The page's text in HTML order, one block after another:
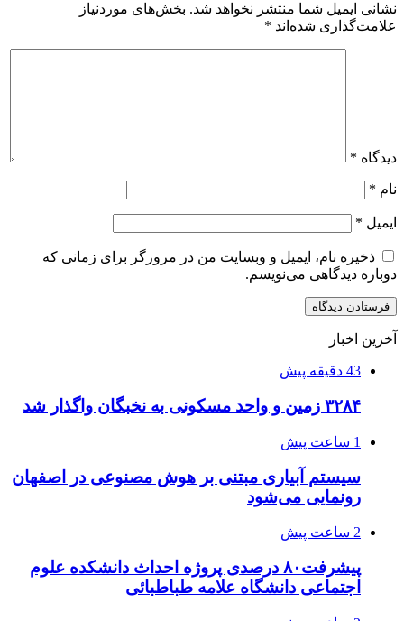
نشانی ایمیل شما منتشر نخواهد شد. بخش‌های موردنیاز
علامت‌گذاری شده‌اند *
دیدگاه *
نام *
ایمیل *
ذخیره نام، ایمیل و وبسایت من در مرورگر برای زمانی که
دوباره دیدگاهی می‌نویسم.
آخرین اخبار
43 دقیقه پیش
۳۲۸۴ زمین و واحد مسکونی به نخبگان واگذار شد
1 ساعت پیش
سیستم آبیاری مبتنی بر هوش مصنوعی در اصفهان
رونمایی می‌شود
2 ساعت پیش
پیشرفت۸۰ درصدی پروژه احداث دانشکده علوم
اجتماعی دانشگاه علامه طباطبائی